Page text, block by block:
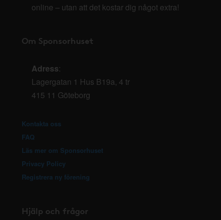
online – utan att det kostar dig något extra!
Om Sponsorhuset
Adress:
Lagergatan 1 Hus B19a, 4 tr
415 11 Göteborg
Kontakta oss
FAQ
Läs mer om Sponsorhuset
Privacy Policy
Registrera ny förening
Hjälp och frågor